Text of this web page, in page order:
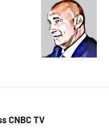
CNBC TV